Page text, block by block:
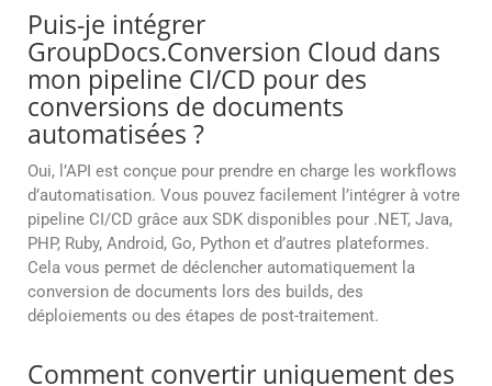
Puis-je intégrer
GroupDocs.Conversion Cloud dans
mon pipeline CI/CD pour des
conversions de documents
automatisées ?
Oui, l’API est conçue pour prendre en charge les workflows
d’automatisation. Vous pouvez facilement l’intégrer à votre
pipeline CI/CD grâce aux SDK disponibles pour .NET, Java,
PHP, Ruby, Android, Go, Python et d’autres plateformes.
Cela vous permet de déclencher automatiquement la
conversion de documents lors des builds, des
déploiements ou des étapes de post-traitement.
Comment convertir uniquement des